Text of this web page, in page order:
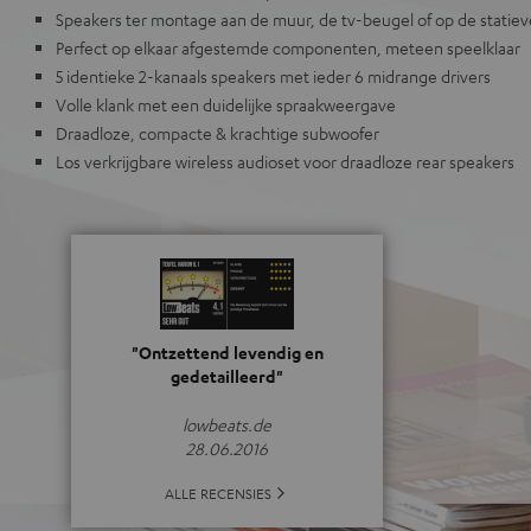
Speakers ter montage aan de muur, de tv-beugel of op de
Perfect op elkaar afgestemde componenten, meteen speelklaar
5 identieke 2-kanaals speakers met ieder 6 midrange drivers
Volle klank met een duidelijke spraakweergave
Draadloze, compacte & krachtige subwoofer
Los verkrijgbare wireless audioset voor draadloze rear speakers
"Ontzettend levendig en
gedetailleerd"
lowbeats.de
28.06.2016
ALLE RECENSIES